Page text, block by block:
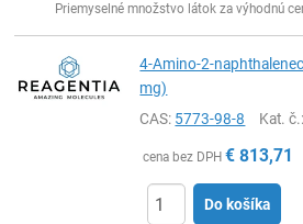
Priemyselné množstvo látok za výhodnú
4-Amino-2-
mg)
CAS: 5773-98-8 Kat. č.
cena bez DPH € 813,71
Do košíka